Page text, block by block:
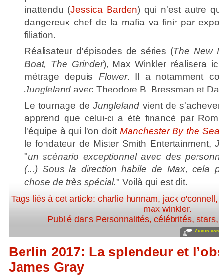
inattendu (Jessica Barden) qui n'est autre
dangereux chef de la mafia va finir par
filiation.
Réalisateur d'épisodes de séries (The New
Boat, The Grinder), Max Winkler réalisera
métrage depuis Flower. Il a notamment
Jungleland avec Theodore B. Bressman et
Le tournage deJungleland vient de
apprend que celui-ci a été financé par
l'équipe à qui l'on doit Manchester By the
le fondateur de Mister Smith Entertainment,
"un scénario exceptionnel avec des
(...) Sous la direction habile de Max, cela
chose de très spécial." Voilà qui est dit.
Tags liés à cet article: charlie hunnam, jack o'connell
max winkler.
Publié dans Personnalités, célébrités, stars
Aucun
Berlin 2017: La splendeur et
James Gray